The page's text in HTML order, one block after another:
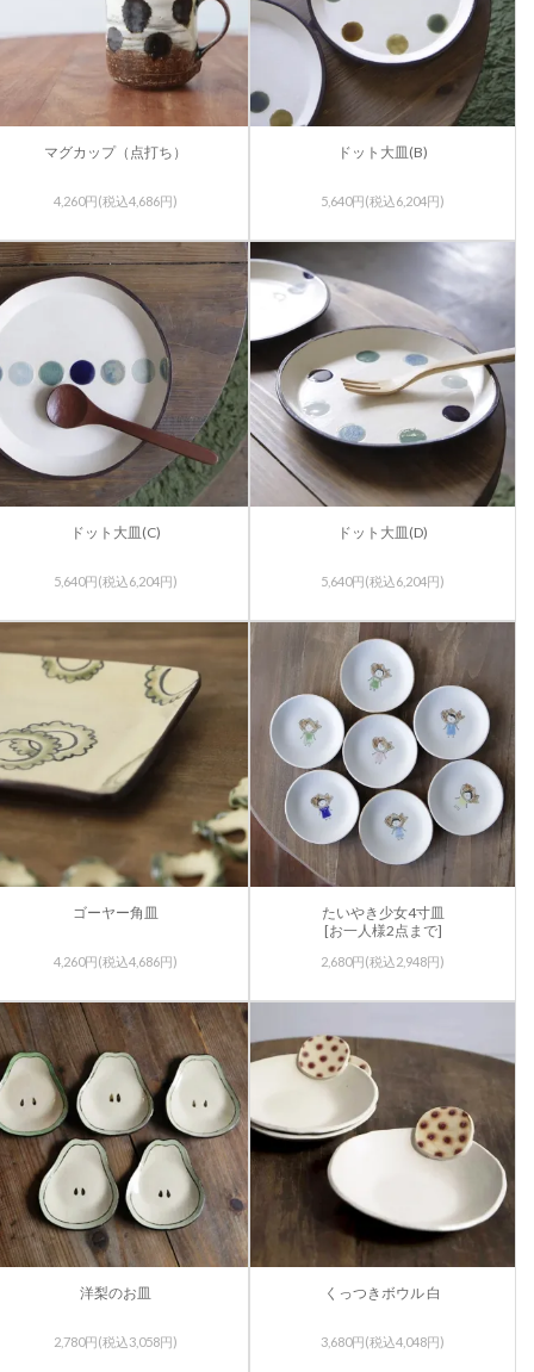
マグカップ（点打ち）
4,260円(税込4,686円)
ドット大皿(B)
5,640円(税込6,204円)
ドット大皿(C)
5,640円(税込6,204円)
ドット大皿(D)
5,640円(税込6,204円)
ゴーヤー角皿
4,260円(税込4,686円)
たいやき少女4寸皿
[お一人様2点まで]
2,680円(税込2,948円)
洋梨のお皿
2,780円(税込3,058円)
くっつきボウル 白
3,680円(税込4,048円)